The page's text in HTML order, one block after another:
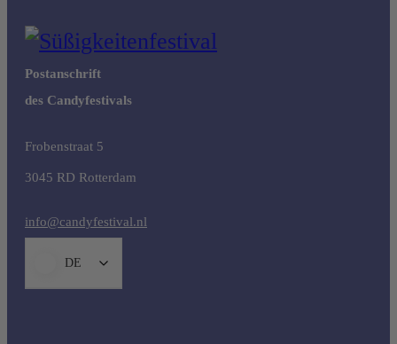
Postanschrift
des Candyfestivals
Frobenstraat 5
3045 RD Rotterdam
info@candyfestival.nl
DE